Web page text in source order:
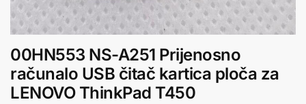
00HN553 NS-A251 Prijenosno
računalo USB čitač kartica ploča za
LENOVO ThinkPad T450